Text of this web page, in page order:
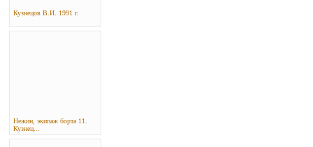
Кузнецов В.И. 1991 г.
Нежин, экипаж борта 11.
Кузнец...